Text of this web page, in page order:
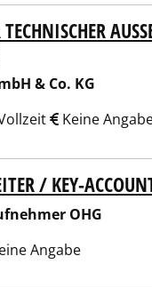
& Co. KG
Keine
/ KEY-
OHG
Angabe